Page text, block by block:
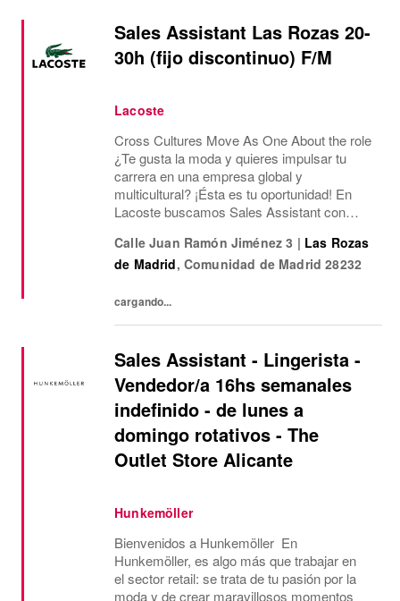
Sales Assistant Las Rozas 20-
30h (fijo discontinuo) F/M
Lacoste
Cross Cultures Move As One About the role
¿Te gusta la moda y quieres impulsar tu
carrera en una empresa global y
multicultural? ¡Ésta es tu oportunidad! En
Lacoste buscamos Sales Assistant con
tienda Outlet de Las Rozas Village.¿Qué
ofrecemos? Jornada...
Calle Juan Ramón Jiménez 3 | Las Rozas
de Madrid, Comunidad de Madrid 28232
cargando...
Sales Assistant - Lingerista -
Vendedor/a 16hs semanales
indefinido - de lunes a
domingo rotativos - The
Outlet Store Alicante
Hunkemöller
Bienvenidos a Hunkemöller En
Hunkemöller, es algo más que trabajar en
el sector retail: se trata de tu pasión por la
moda y de crear maravillosos momentos